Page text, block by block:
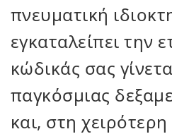
πνευματική
εγκαταλείπει την
κώδικάς σας
παγκόσμιας
και, στη